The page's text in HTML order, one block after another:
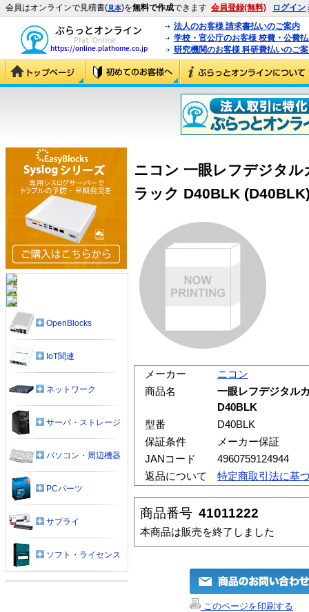
会員はオンラインで見積書(見本)を無料で作成できます 会員登録(無料) ログイン
法人のお客様 請求書払いのご案内
学校・官公庁のお客様 校費・公費
研究機関のお客様 科研費払いのご
ニコン 一眼レフデジタ
ラック D40BLK
メーカー
ニコン
商品名
一眼レフデジタル
D40BLK
型番
D40BLK
保証条件
メーカー保証
JANコード
4960759124944
返品について
特定商取引法に基
商品番号 41011222
本商品は販売を終了しました
このページを印刷する
OpenBlocks
IoT関連
ネットワーク
サーバ・ストレージ
パソコン・周辺機器
PCパーツ
サプライ
ソフト・ライセンス